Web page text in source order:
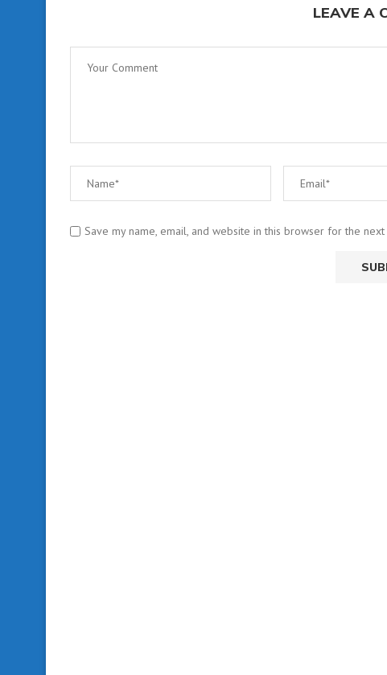
LEAVE A
Save my name, email, and website in this browser for the